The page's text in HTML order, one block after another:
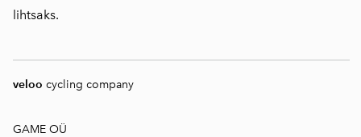
lihtsaks.
veloo cycling company
GAME OÜ